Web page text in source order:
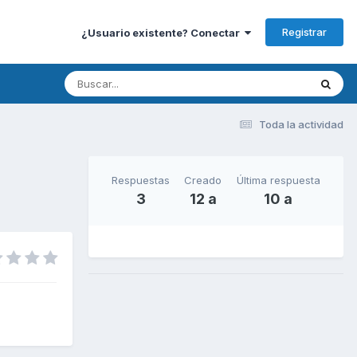
¿Usuario existente? Conectar Registrar
Toda la actividad
Respuestas
3
Creado
12 a
Última respuesta
10 a